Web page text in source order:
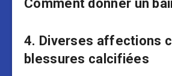
Comment donner un
4. Diverses affections
blessures calcifiées